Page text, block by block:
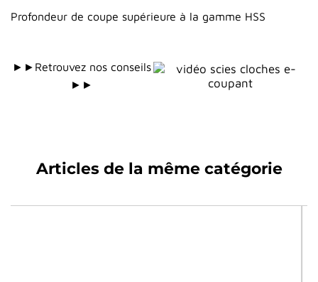
Profondeur de coupe supérieure à la gamme HSS
►►Retrouvez nos conseils
►►
Articles de la même catégorie